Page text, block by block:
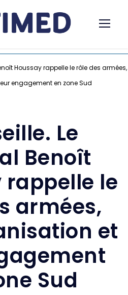
Houssay rappelle le rôle des armées,
engagement en zone Sud
Le
Benoît
rappelle le
armées,
et
Sud